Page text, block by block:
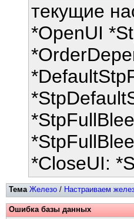
текущие
*OpenUI
*CloseUI:
Тема Железо / Настраиваем
Ошибка базы данных